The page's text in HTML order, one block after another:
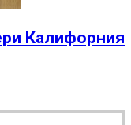
Калифорния